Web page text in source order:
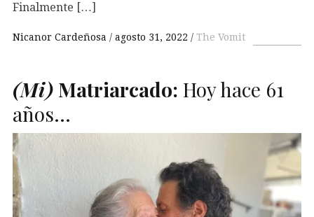
Finalmente […]
Nicanor Cardeñosa agosto 31, 2022 The Vomit
(Mi) Matriarcado: Hoy hace 61
años…